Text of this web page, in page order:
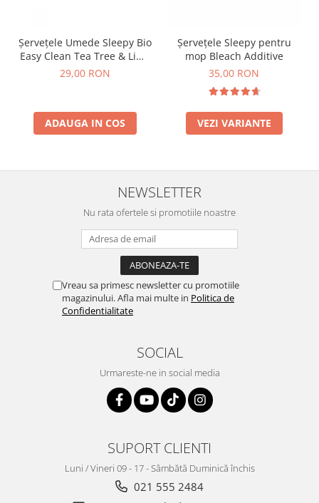
Șervețele Umede Sleepy Bio
Easy Clean Tea Tree & Lime
Multisuprafețe, 50 Buc
29,00 RON
ADAUGA IN COS
Șervețele Sleepy pentru
mop Bleach Additive
35,00 RON
VEZI VARIANTE
NEWSLETTER
Nu rata ofertele si promotiile noastre
Vreau sa primesc newsletter cu promotiile
magazinului. Afla mai multe in Politica de
Confidentialitate
SOCIAL
Urmareste-ne in social media
SUPORT CLIENTI
Luni / Vineri 09 - 17 - Sâmbătă Duminică închis
021 555 2484